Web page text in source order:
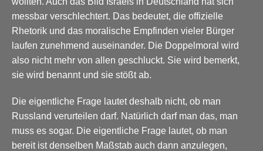
messbar verschlechtert. Das bedeutet, die offizielle
Rhetorik und das moralische Empfinden vieler Bürger
laufen zunehmend auseinander. Die Doppelmoral wird
also nicht mehr von allen geschluckt. Sie wird bemerkt,
sie wird benannt und sie stößt ab.
Die eigentliche Frage lautet deshalb nicht, ob man
Russland verurteilen darf. Natürlich darf man das, man
muss es sogar. Die eigentliche Frage lautet, ob man
bereit ist denselben Maßstab auch dann anzulegen,